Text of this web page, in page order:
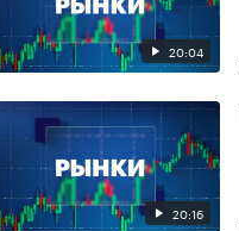
20:04
20:16